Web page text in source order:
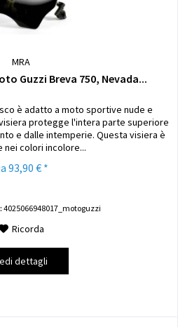
MRA
Guzzi Breva 750, Nevada...
è adatto a moto sportive nude e
protegge l'intera parte superiore
e dalle intemperie. Questa visiera è
nei colori incolore...
93,90 € *
4025066948017_motoguzzi
Ricorda
dettagli